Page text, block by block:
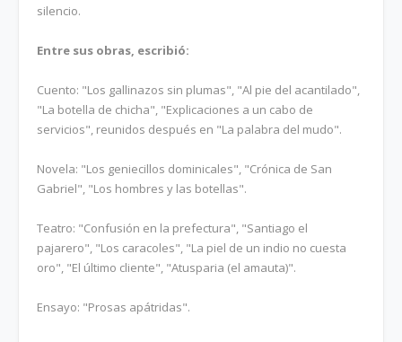
silencio.
Entre sus obras, escribió:
Cuento: "Los gallinazos sin plumas", "Al pie del acantilado",
"La botella de chicha", "Explicaciones a un cabo de
servicios", reunidos después en "La palabra del mudo".
Novela: "Los geniecillos dominicales", "Crónica de San
Gabriel", "Los hombres y las botellas".
Teatro: "Confusión en la prefectura", "Santiago el
pajarero", "Los caracoles", "La piel de un indio no cuesta
oro", "El último cliente", "Atusparia (el amauta)".
Ensayo: "Prosas apátridas".